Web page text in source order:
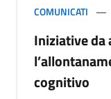
COMUNICATI
Iniziative da
cognitivo